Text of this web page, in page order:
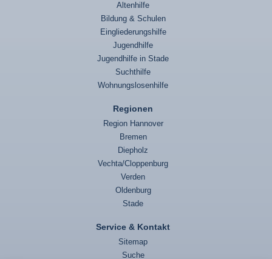
Altenhilfe
Bildung & Schulen
Eingliederungshilfe
Jugendhilfe
Jugendhilfe in Stade
Suchthilfe
Wohnungslosenhilfe
Regionen
Region Hannover
Bremen
Diepholz
Vechta/Cloppenburg
Verden
Oldenburg
Stade
Service & Kontakt
Sitemap
Suche